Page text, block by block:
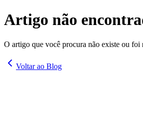
Artigo não
O artigo que você procura não existe ou foi
Voltar ao Blog